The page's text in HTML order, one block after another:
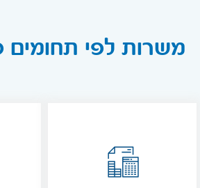
משרות לפי תחומים